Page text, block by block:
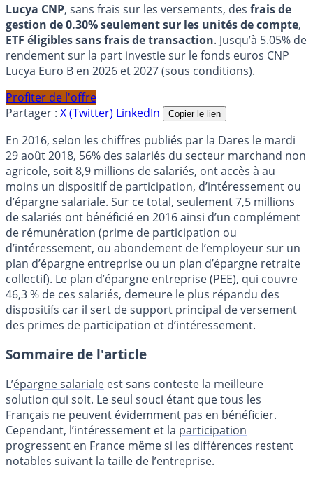
Lucya CNP, sans frais sur les versements, des frais de
gestion de 0.30% seulement sur les unités de compte,
ETF éligibles sans frais de transaction. Jusqu’à 5.05% de
rendement sur la part investie sur le fonds euros CNP
Lucya Euro B en 2026 et 2027 (sous conditions).
Profiter de l'offre
Partager : X (Twitter) LinkedIn Copier le lien
En 2016, selon les chiffres publiés par la Dares le mardi
29 août 2018, 56% des salariés du secteur marchand non
agricole, soit 8,9 millions de salariés, ont accès à au
moins un dispositif de participation, d’intéressement ou
d’épargne salariale. Sur ce total, seulement 7,5 millions
de salariés ont bénéficié en 2016 ainsi d’un complément
de rémunération (prime de participation ou
d’intéressement, ou abondement de l’employeur sur un
plan d’épargne entreprise ou un plan d’épargne retraite
collectif). Le plan d’épargne entreprise (PEE), qui couvre
46,3 % de ces salariés, demeure le plus répandu des
dispositifs car il sert de support principal de versement
des primes de participation et d’intéressement.
Sommaire de l'article
L’épargne salariale est sans conteste la meilleure
solution qui soit. Le seul souci étant que tous les
Français ne peuvent évidemment pas en bénéficier.
Cependant, l’intéressement et la participation
progressent en France même si les différences restent
notables suivant la taille de l’entreprise.